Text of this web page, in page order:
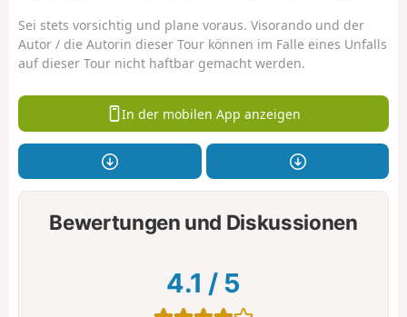
Sei stets vorsichtig und plane voraus. Visorando und der
Autor / die Autorin dieser Tour können im Falle eines Unfalls
auf dieser Tour nicht haftbar gemacht werden.
In der mobilen App anzeigen
Bewertungen und Diskussionen
4.1 / 5